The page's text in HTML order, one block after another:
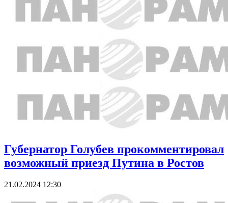
Губернатор Голубев прокомментировал
возможный приезд Путина в Ростов
21.02.2024 12:30